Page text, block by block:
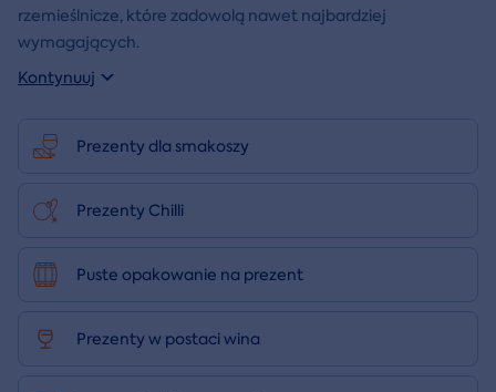
rzemieślnicze, które zadowolą nawet najbardziej
wymagających.
Kontynuuj
Prezenty dla smakoszy
Prezenty Chilli
Puste opakowanie na prezent
Prezenty w postaci wina